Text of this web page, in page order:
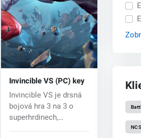
Invincible VS (PC) key
Invincible VS je drsná
bojová hra 3 na 3 o
superhrdinech,